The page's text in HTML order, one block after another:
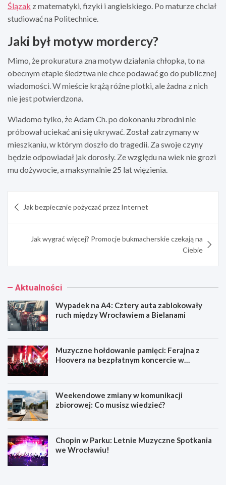
Ślązak z matematyki, fizyki i angielskiego. Po maturze chciał
studiować na Politechnice.
Jaki był motyw mordercy?
Mimo, że prokuratura zna motyw działania chłopka, to na
obecnym etapie śledztwa nie chce podawać go do publicznej
wiadomości. W mieście krążą różne plotki, ale żadna z nich
nie jest potwierdzona.
Wiadomo tylko, że Adam Ch. po dokonaniu zbrodni nie
próbował uciekać ani się ukrywać. Został zatrzymany w
mieszkaniu, w którym doszło do tragedii. Za swoje czyny
będzie odpowiadał jak dorosły. Ze względu na wiek nie grozi
mu dożywocie, a maksymalnie 25 lat więzienia.
wpisu
Jak bezpiecznie pożyczać przez Internet
Jak wygrać więcej? Promocje bukmacherskie czekają na
Ciebie
Aktualności
Wypadek na A4: Cztery auta zablokowały
ruch między Wrocławiem a Bielanami
Muzyczne hołdowanie pamięci: Ferajna z
Hoovera na bezpłatnym koncercie w
Weekendowe zmiany w komunikacji
zbiorowej: Co musisz wiedzieć?
Chopin w Parku: Letnie Muzyczne Spotkania
we Wrocławiu!
W
M